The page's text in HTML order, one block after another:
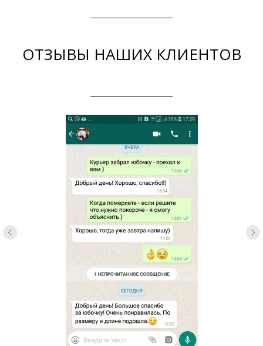
ОТЗЫВЫ НАШИХ КЛИЕНТОВ